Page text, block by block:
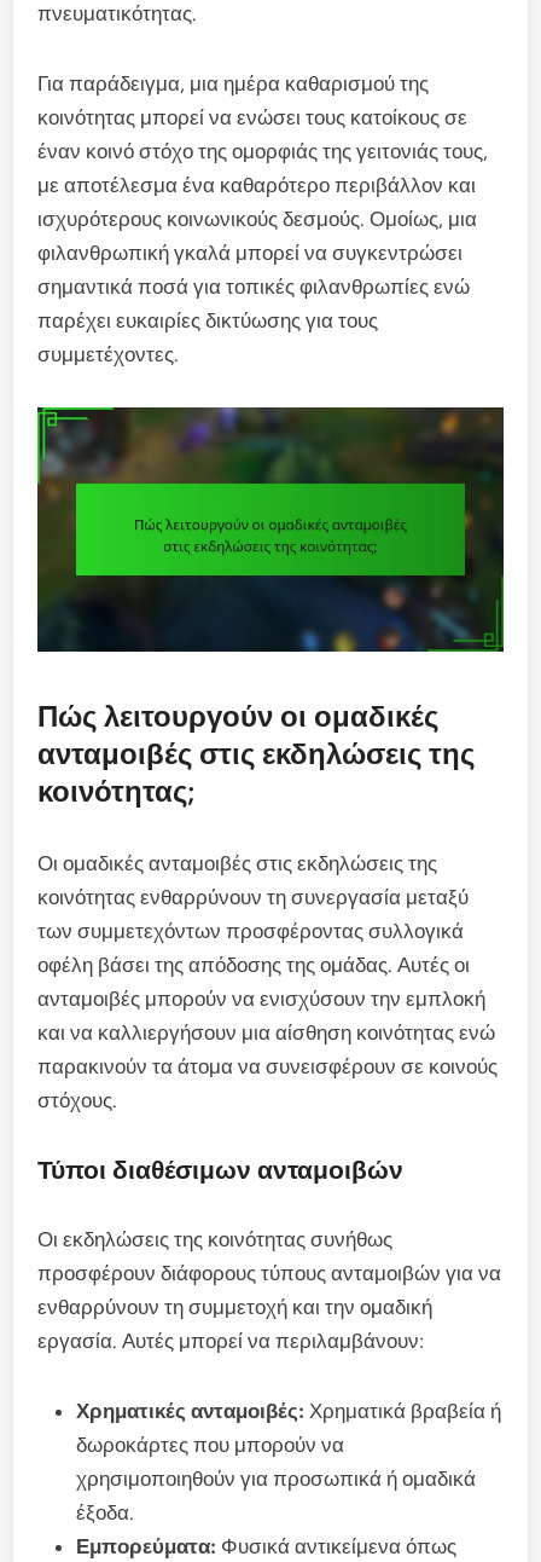
πνευματικότητας.
Για παράδειγμα, μια ημέρα καθαρισμού της
κοινότητας μπορεί να ενώσει τους κατοίκους σε
έναν κοινό στόχο της ομορφιάς της γειτονιάς τους,
με αποτέλεσμα ένα καθαρότερο περιβάλλον και
ισχυρότερους κοινωνικούς δεσμούς. Ομοίως, μια
φιλανθρωπική γκαλά μπορεί να συγκεντρώσει
σημαντικά ποσά για τοπικές φιλανθρωπίες ενώ
παρέχει ευκαιρίες δικτύωσης για τους
συμμετέχοντες.
Πώς λειτουργούν οι ομαδικές
ανταμοιβές στις εκδηλώσεις της
κοινότητας;
Οι ομαδικές ανταμοιβές στις εκδηλώσεις της
κοινότητας ενθαρρύνουν τη συνεργασία μεταξύ
των συμμετεχόντων προσφέροντας συλλογικά
οφέλη βάσει της απόδοσης της ομάδας. Αυτές οι
ανταμοιβές μπορούν να ενισχύσουν την εμπλοκή
και να καλλιεργήσουν μια αίσθηση κοινότητας ενώ
παρακινούν τα άτομα να συνεισφέρουν σε κοινούς
στόχους.
Τύποι διαθέσιμων ανταμοιβών
Οι εκδηλώσεις της κοινότητας συνήθως
προσφέρουν διάφορους τύπους ανταμοιβών για να
ενθαρρύνουν τη συμμετοχή και την ομαδική
εργασία. Αυτές μπορεί να περιλαμβάνουν:
Χρηματικές ανταμοιβές: Χρηματικά βραβεία ή
δωροκάρτες που μπορούν να
χρησιμοποιηθούν για προσωπικά ή ομαδικά
έξοδα.
Εμπορεύματα: Φυσικά αντικείμενα όπως